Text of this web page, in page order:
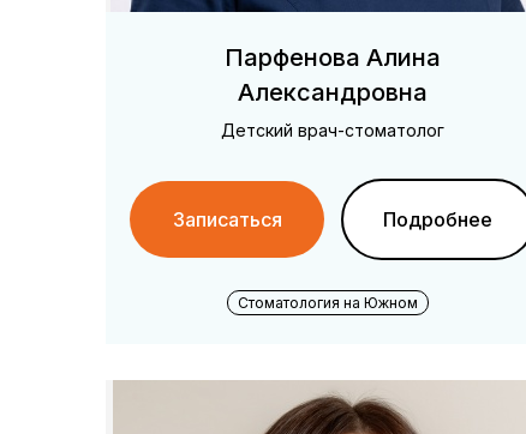
Парфенова Алина
Александровна
Детский врач-стоматолог
Записаться Подробнее
Стоматология на Южном